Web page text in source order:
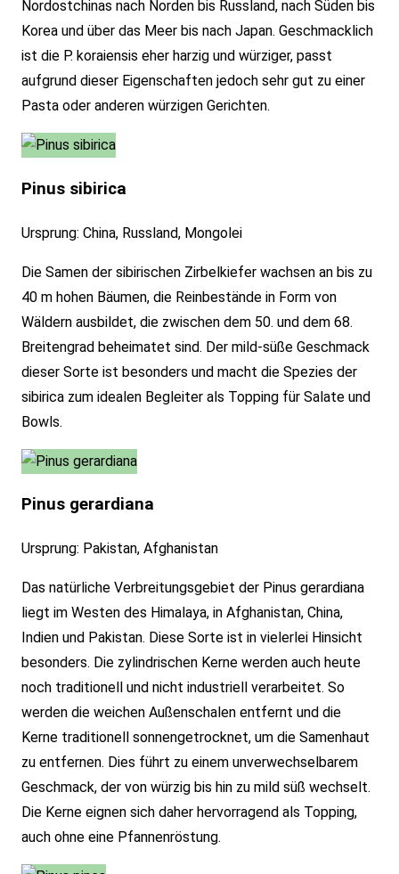
Nordostchinas nach Norden bis Russland, nach Süden bis
Korea und über das Meer bis nach Japan. Geschmacklich
ist die P. koraiensis eher harzig und würziger, passt
aufgrund dieser Eigenschaften jedoch sehr gut zu einer
Pasta oder anderen würzigen Gerichten.
Pinus sibirica
Ursprung: China, Russland, Mongolei
Die Samen der sibirischen Zirbelkiefer wachsen an bis zu
40 m hohen Bäumen, die Reinbestände in Form von
Wäldern ausbildet, die zwischen dem 50. und dem 68.
Breitengrad beheimatet sind. Der mild-süße Geschmack
dieser Sorte ist besonders und macht die Spezies der
sibirica zum idealen Begleiter als Topping für Salate und
Bowls.
Pinus gerardiana
Ursprung: Pakistan, Afghanistan
Das natürliche Verbreitungsgebiet der Pinus gerardiana
liegt im Westen des Himalaya, in Afghanistan, China,
Indien und Pakistan. Diese Sorte ist in vielerlei Hinsicht
besonders. Die zylindrischen Kerne werden auch heute
noch traditionell und nicht industriell verarbeitet. So
werden die weichen Außenschalen entfernt und die
Kerne traditionell sonnengetrocknet, um die Samenhaut
zu entfernen. Dies führt zu einem unverwechselbarem
Geschmack, der von würzig bis hin zu mild süß wechselt.
Die Kerne eignen sich daher hervorragend als Topping,
auch ohne eine Pfannenröstung.